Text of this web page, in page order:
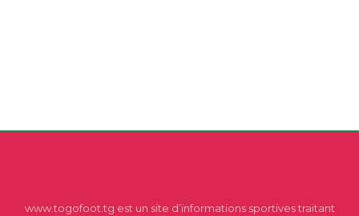
www.togofoot.tg est un site d’informations sportives traitant